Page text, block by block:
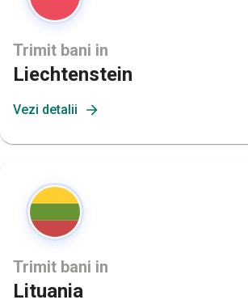
Trimit bani in
Liechtenstein
Vezi detalii
Trimit bani in
Lituania